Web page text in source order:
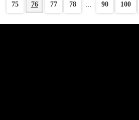
75 76 77 78 ... 90 100